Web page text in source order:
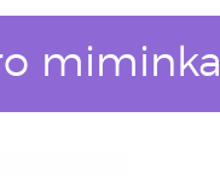
miminka